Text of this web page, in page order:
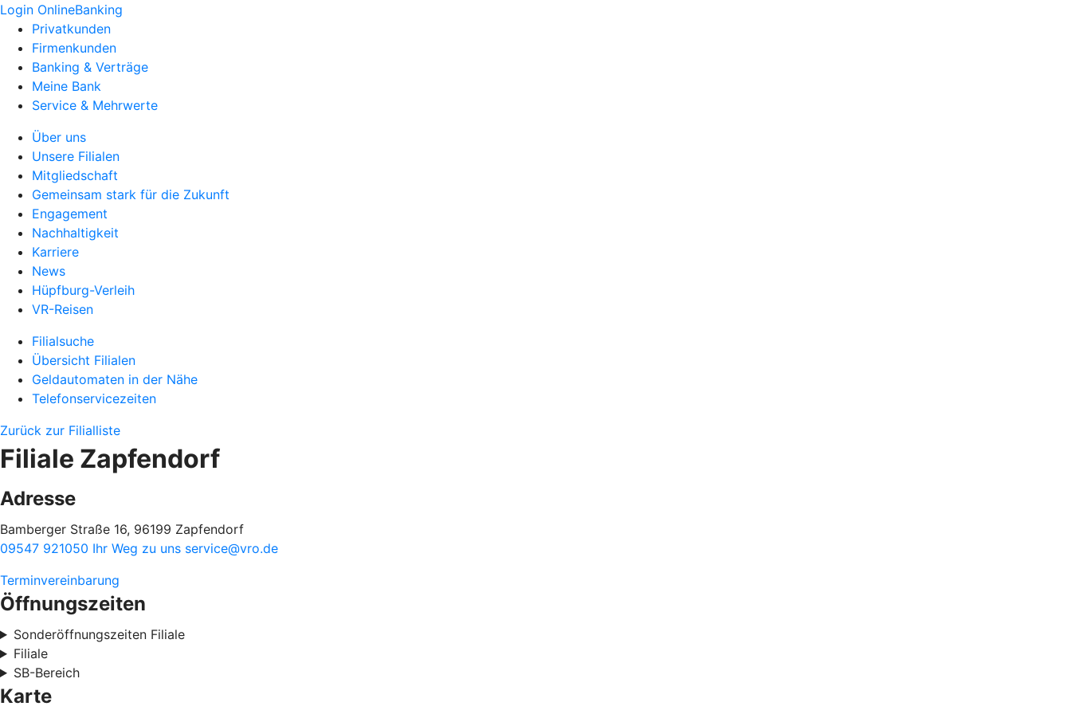
Login OnlineBanking
Privatkunden
Firmenkunden
Banking & Verträge
Meine Bank
Service & Mehrwerte
Über uns
Unsere Filialen
Mitgliedschaft
Gemeinsam stark für die Zukunft
Engagement
Nachhaltigkeit
Karriere
News
Hüpfburg-Verleih
VR-Reisen
Filialsuche
Übersicht Filialen
Geldautomaten in der Nähe
Telefonservicezeiten
Zurück zur Filialliste
Filiale Zapfendorf
Adresse
Bamberger Straße 16, 96199 Zapfendorf
09547 921050 Ihr Weg zu uns service@vro.de
Terminvereinbarung
Öffnungszeiten
Sonderöffnungszeiten Filiale
Filiale
SB-Bereich
Karte